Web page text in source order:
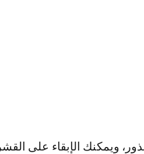
ويمكنك الإبقاء على